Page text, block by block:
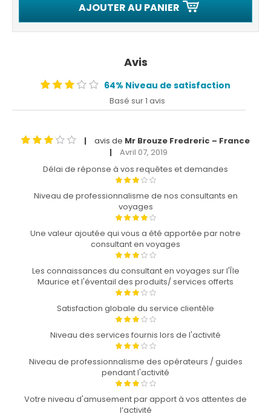
AJOUTER AU PANIER
Avis
64% Niveau de satisfaction
Basé sur 1 avis
| avis de Mr Brouze Fredreric – France
|
Avril 07, 2019
Délai de réponse à vos requêtes et demandes
Niveau de professionnalisme de nos consultants en
voyages
Une valeur ajoutée qui vous a été apportée par notre
consultant en voyages
Les connaissances du consultant en voyages sur l'Île
Maurice et l'éventail des produits/ services offerts
Satisfaction globale du service clientèle
Niveau des services fournis lors de l'activité
Niveau de professionnalisme des opérateurs / guides
pendant l'activité
Votre niveau d'amusement par apport à vos attentes de
l’activité